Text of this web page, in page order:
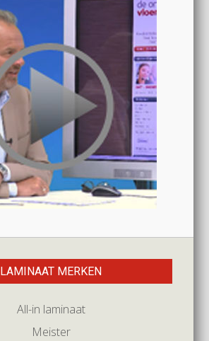
LAMINAAT MERKEN
All-in laminaat
Meister